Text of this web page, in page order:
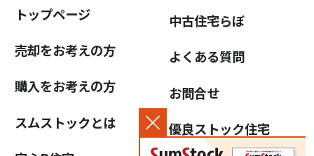
トップページ
売却をお考えの方
購入をお考えの方
スムストックとは
中古住宅らぼ
よくある質問
お問合せ
優良ストック住宅
推進協議会について